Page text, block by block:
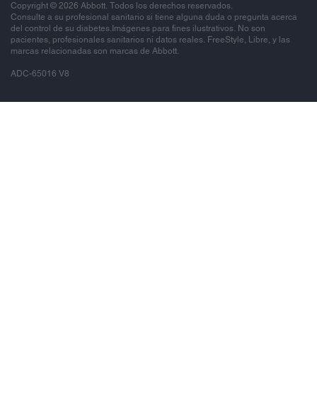
Copyright © 2026 Abbott. Todos los derechos reservados.
Consulte a su profesional sanitario si tiene alguna duda o pregunta acerca
del control de su diabetes.Imágenes para fines ilustrativos. No son
pacientes, profesionales sanitarios ni datos reales. FreeStyle, Libre, y las
marcas relacionadas son marcas de Abbott.
ADC-65016 V8